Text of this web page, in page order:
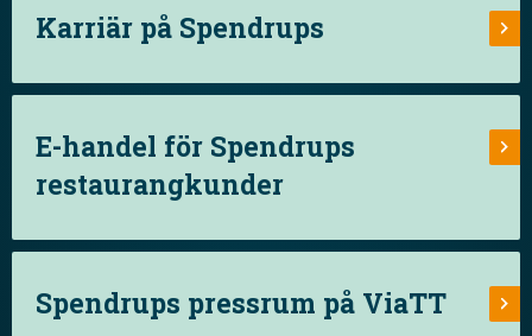
Karriär på Spendrups
E-handel för Spendrups
restaurangkunder
Spendrups pressrum på ViaTT